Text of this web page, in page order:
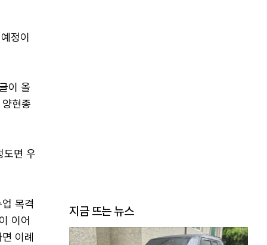
정이
이 올
현종
도면 우
목격
이어
이례
지금 뜨는 뉴스